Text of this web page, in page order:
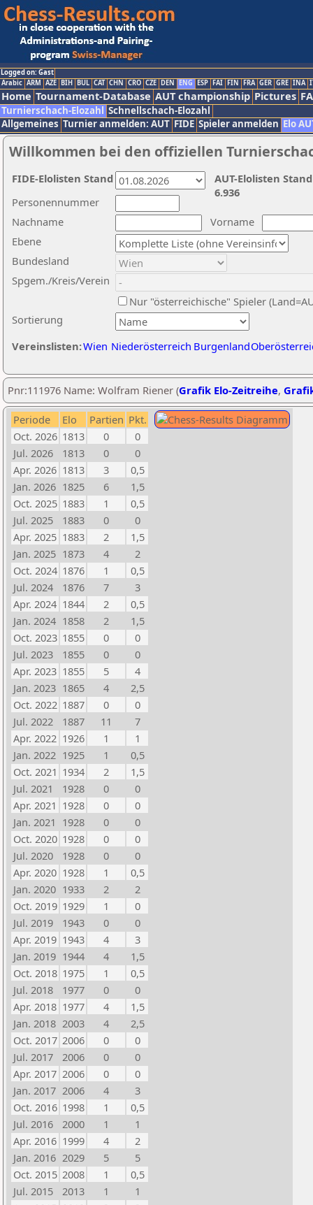
Logged on: Gast
Arabic ARM AZE BIH BUL CAT CHN CRO CZE DEN ENG ESP FAI FIN FRA GER GRE INA
Home Tournament-Database AUT championship Pictures
Turnierschach-Elozahl Schnellschach-Elozahl
Allgemeines Turnier anmelden: AUT FIDE Spieler anmelden Elo
Willkommen bei den offiziellen
Nachname
Vorname
Ebene
Sortierung
Personennummer
Bundesland
Spgem./Kreis/Verein
Nur "österreichische" Spieler
Vereinslisten:Wien Niederösterreich Burgenland
AUT-Elolisten
6.936
FIDE-Elolisten Stand
Pnr:111976 Name: Wolfram Riener (Grafik Elo-Zeitreihe,
Periode Elo Partien Pkt.
Oct. 2026 1813 0
0
Jul. 2026
1813 0
0
Apr. 2026 1813 3
0,5
Jan. 2026 1825 6
1,5
Oct. 2025 1883 1
0,5
Jul. 2025
1883 0
0
Apr. 2025 1883 2
1,5
Jan. 2025 1873 4
2
Oct. 2024 1876 1
0,5
Jul. 2024
1876 7
3
Apr. 2024 1844 2
0,5
Jan. 2024 1858 2
1,5
Oct. 2023 1855 0
0
Jul. 2023
1855 0
0
Apr. 2023 1855 5
4
Jan. 2023 1865 4
2,5
Oct. 2022 1887 0
0
Jul. 2022
1887 11
7
Apr. 2022 1926 1
1
Jan. 2022 1925 1
0,5
Oct. 2021 1934 2
1,5
Jul. 2021
1928 0
0
Apr. 2021 1928 0
0
Jan. 2021 1928 0
0
Oct. 2020 1928 0
0
Jul. 2020
1928 0
0
Apr. 2020 1928 1
0,5
Jan. 2020 1933 2
2
Oct. 2019 1929 1
0
Jul. 2019
1943 0
0
Apr. 2019 1943 4
3
Jan. 2019 1944 4
1,5
Oct. 2018 1975 1
0,5
Jul. 2018
1977 0
0
Apr. 2018 1977 4
1,5
Jan. 2018 2003 4
2,5
Oct. 2017 2006 0
0
Jul. 2017
2006 0
0
Apr. 2017 2006 0
0
Jan. 2017 2006 4
3
Oct. 2016 1998 1
0,5
Jul. 2016
2000 1
1
Apr. 2016 1999 4
2
Jan. 2016 2029 5
5
Oct. 2015 2008 1
0,5
Jul. 2015
2013 1
1